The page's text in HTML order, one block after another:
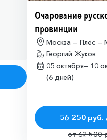
Очарование
провинции
Москва — Плёс —
Георгий Жуков
05 октября— 10
(6 дней)
56 250 руб.
от 62 500